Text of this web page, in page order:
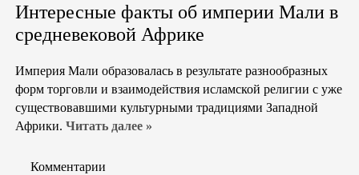
Интересные факты об империи Мали в
средневековой Африке
Империя Мали образовалась в результате разнообразных
форм торговли и взаимодействия исламской религии с уже
существовавшими культурными традициями Западной
Африки. Читать далее »
Комментарии